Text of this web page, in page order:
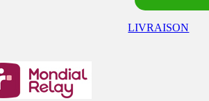
LIVRAISON